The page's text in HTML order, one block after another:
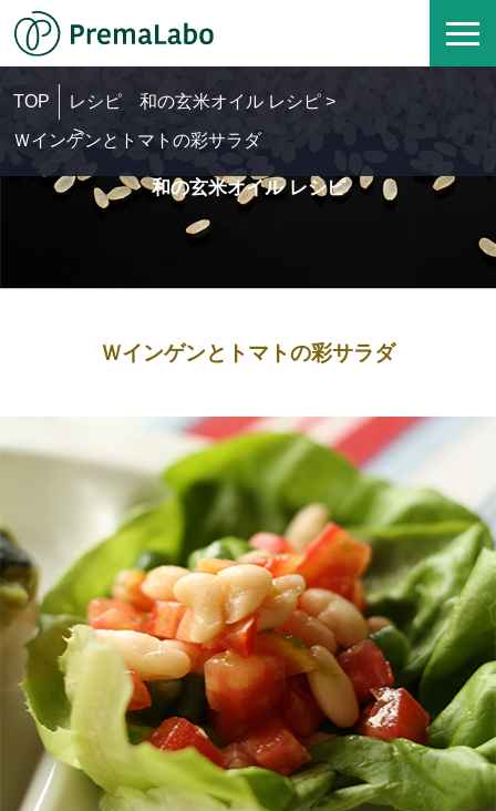
TOP
レシピ
>
和の玄米オイル レシピ >
Ｗインゲンとトマトの彩サラダ
和の玄米オイル レシピ
Ｗインゲンとトマトの彩サラダ